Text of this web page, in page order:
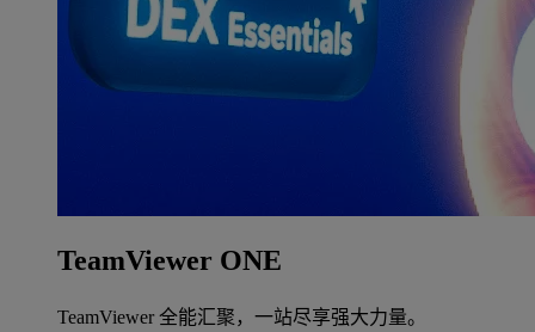
TeamViewer ONE
TeamViewer 全能汇聚，一站尽享强大力量。